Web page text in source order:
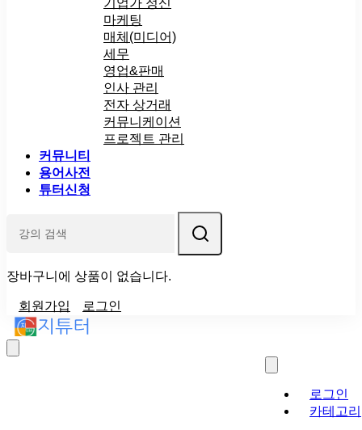
마케팅
매체(미디어)
세무
영업&판매
인사 관리
전자 상거래
커뮤니케이션
프로젝트 관리
커뮤니티
용어사전
튜터신청
장바구니에 상품이 없습니다.
회원가입 로그인
로그인
카테고리